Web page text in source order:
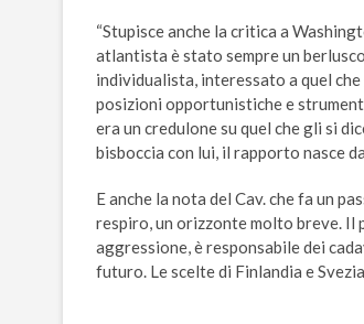
“Stupisce anche la critica a
atlantista è stato sempre un
individualista, interessato a quel
posizioni opportunistiche e
era un credulone su quel che gli si
bisboccia con lui, il rapporto nasce
E anche la nota del Cav. che fa un
respiro, un orizzonte molto breve. Il
aggressione, è responsabile dei
futuro. Le scelte di Finlandia e